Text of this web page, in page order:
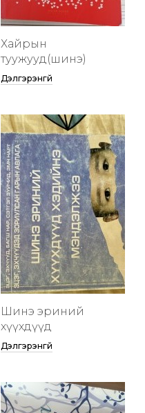
Хайрын
туужууд(шинэ)
Дэлгэрэнгүй
Шинэ эриний
хүүхдүүд
Дэлгэрэнгүй